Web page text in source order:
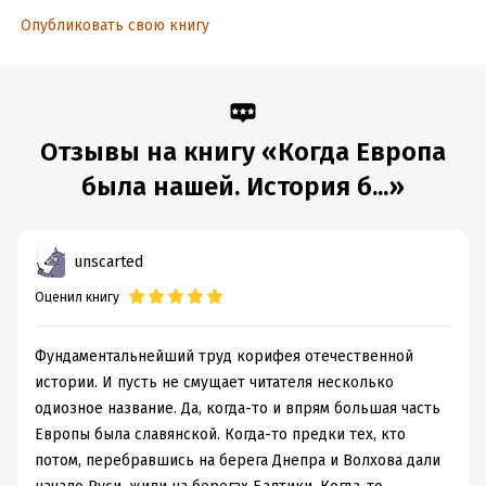
отсутствие «единства и жизненной силы, внутреннее
предостеречь все остальные славянские народы от
нарастающей германской угрозы.
Год издания: 2020
ISBN (EAN): 9785699451357
Опубликовать свою книгу
Отзывы на книгу «Когда Европа
была нашей. История б...»
unscarted
Оценил книгу
Фундаментальнейший труд корифея отечественной
истории. И пусть не смущает читателя несколько
одиозное название. Да, когда-то и впрям большая часть
Европы была славянской. Когда-то предки тех, кто
потом, перебравшись на берега Днепра и Волхова дали